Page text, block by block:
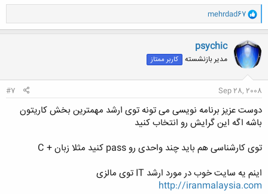
و
ا
ک
ن
ش
ه
ا
mehrdad67
psychic
مدیر بازنشسته کاربر ممتاز
Sep 28, 2008
#7
دوست عزیز برنامه نویسی می تونه توی ارشد مهمترین بخش کاریتون
باشه اگه این گرایش رو انتخاب کنید
توی کارشناسی هم باید چند واحدی رو pass کنید مثلا زبان + C
اینم یه سایت خوب در مورد ارشد IT توی مالزی
http://iranmalaysia.com